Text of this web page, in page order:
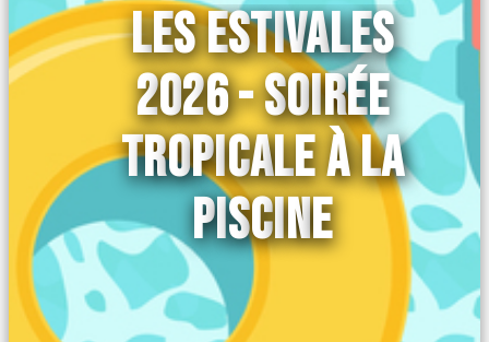
LES ESTIVALES
2026 - SOIRÉE
TROPICALE À LA
PISCINE